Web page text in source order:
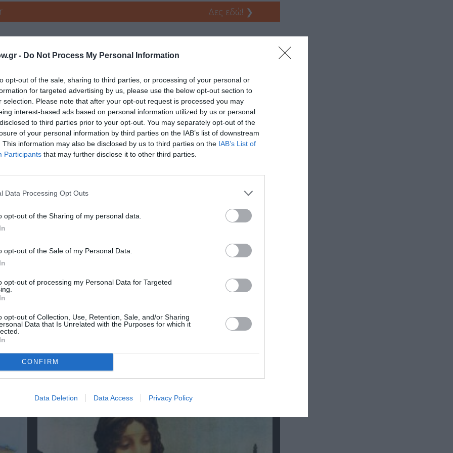
- Do Not Process My Personal Information
opt-out of the sale, sharing to third parties, or processing of your personal or
for targeted advertising by us, please use the below opt-out section to
selection. Please note that after your opt-out request is processed you may
interest-based ads based on personal information utilized by us or personal
to third parties prior to your opt-out. You may separately opt-out of the
of your personal information by third parties on the IAB’s list of downstream
This information may also be disclosed by us to third parties on the IAB’s List of
Participants that may further disclose it to other third parties.
Data Processing Opt Outs
opt-out of the Sharing of my personal data.
opt-out of the Sale of my Personal Data.
opt-out of processing my Personal Data for Targeted
opt-out of Collection, Use, Retention, Sale, and/or Sharing
Data that Is Unrelated with the Purposes for which it
CONFIRM
Data Deletion Data Access Privacy Policy
Δες εδώ! ❯
ΔΩΡΕΑΝ ΕΚΔΗΛΩΣΕΙΣ ΕΙΚΑΣΤΙΚΕΣ ΕΚΘΕΣΕΙΣ
και τον Πολιτισμό!
το Culturenow.gr
Απόστολος Χαντζαράς – «Κλεμμένος Πειρατής» &
“Beauty and Blue”: Διπλή παράλληλη έκθεση στην